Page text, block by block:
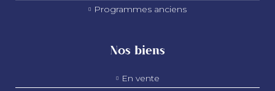
Programmes anciens
Nos biens
En vente